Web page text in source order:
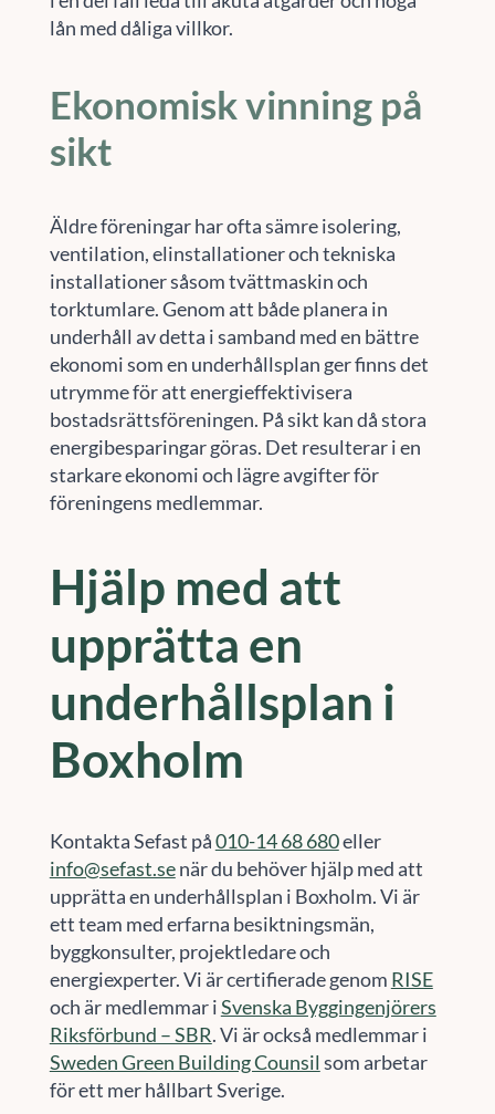
lån med dåliga villkor.
Ekonomisk vinning på
sikt
Äldre föreningar har ofta sämre isolering,
ventilation, elinstallationer och tekniska
installationer såsom tvättmaskin och
torktumlare. Genom att både planera in
underhåll av detta i samband med en bättre
ekonomi som en underhållsplan ger finns det
utrymme för att energieffektivisera
bostadsrättsföreningen. På sikt kan då stora
energibesparingar göras. Det resulterar i en
starkare ekonomi och lägre avgifter för
föreningens medlemmar.
Hjälp med att
upprätta en
underhållsplan i
Boxholm
Kontakta Sefast på010-14 68 680eller
info@sefast.senär du behöver hjälp med att
upprätta en underhållsplan i Boxholm. Vi är
ett team med erfarna besiktningsmän,
byggkonsulter, projektledare och
energiexperter. Vi är certifierade genom RISE
och är medlemmar iSvenska Byggingenjörers
Riksförbund – SBR. Vi är också medlemmar i
Sweden Green Building Counsil som arbetar
för ett mer hållbart Sverige.